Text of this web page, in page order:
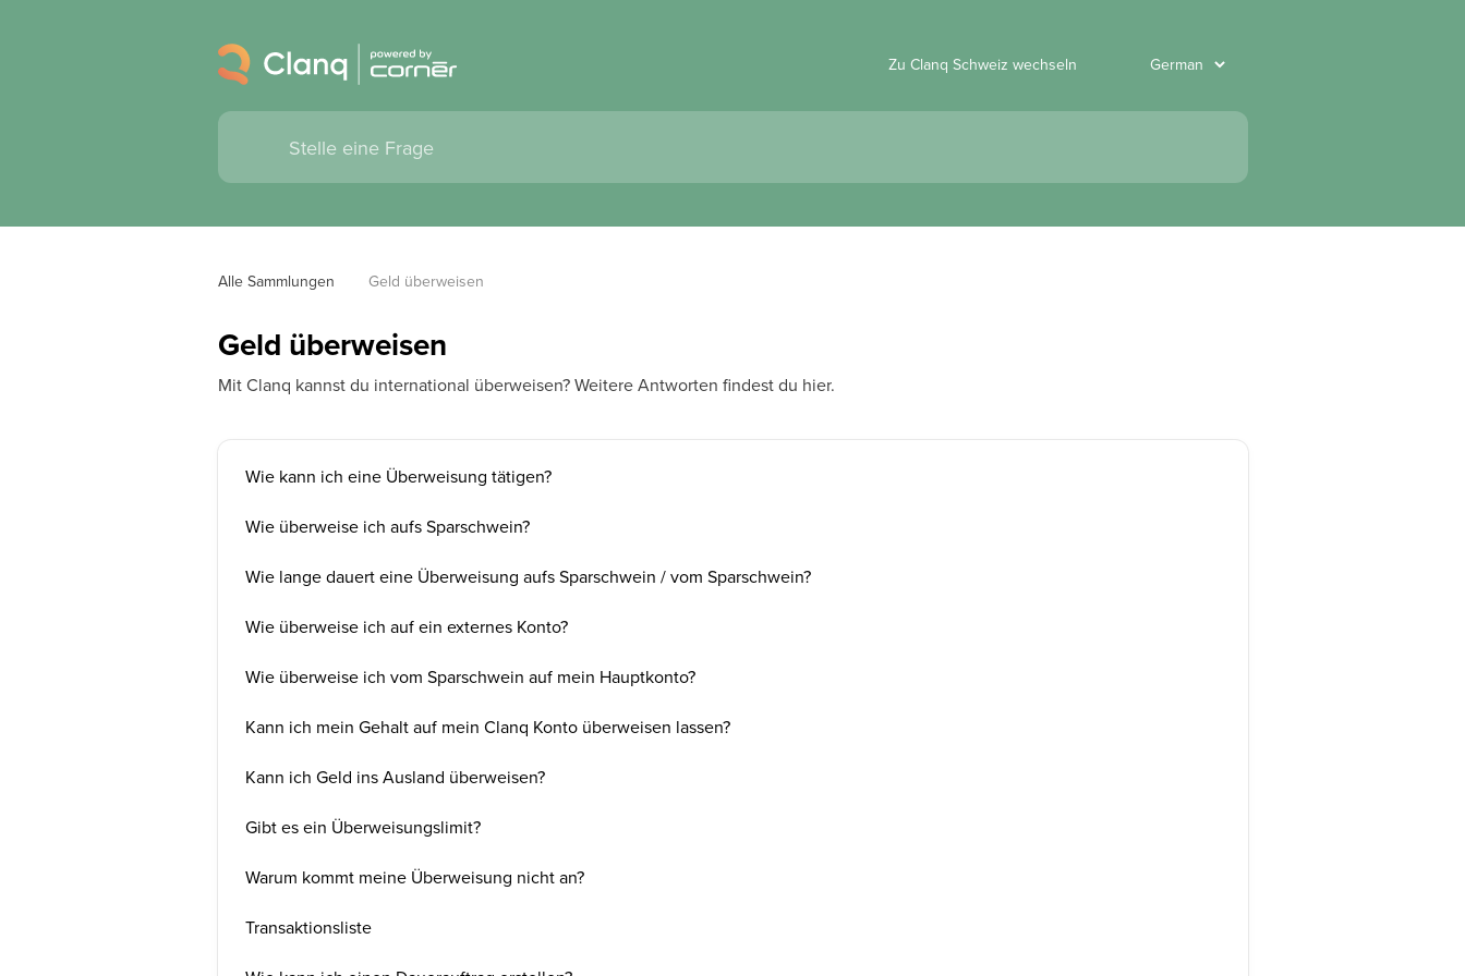
Zu Clanq Schweiz wechseln
Alle Sammlungen Geld überweisen
Geld überweisen
Mit Clanq kannst du international überweisen? Weitere Antworten findest du hier.
Wie kann ich eine Überweisung tätigen?
Wie überweise ich aufs Sparschwein?
Wie lange dauert eine Überweisung aufs Sparschwein / vom Sparschwein?
Wie überweise ich auf ein externes Konto?
Wie überweise ich vom Sparschwein auf mein Hauptkonto?
Kann ich mein Gehalt auf mein Clanq Konto überweisen lassen?
Kann ich Geld ins Ausland überweisen?
Gibt es ein Überweisungslimit?
Warum kommt meine Überweisung nicht an?
Transaktionsliste